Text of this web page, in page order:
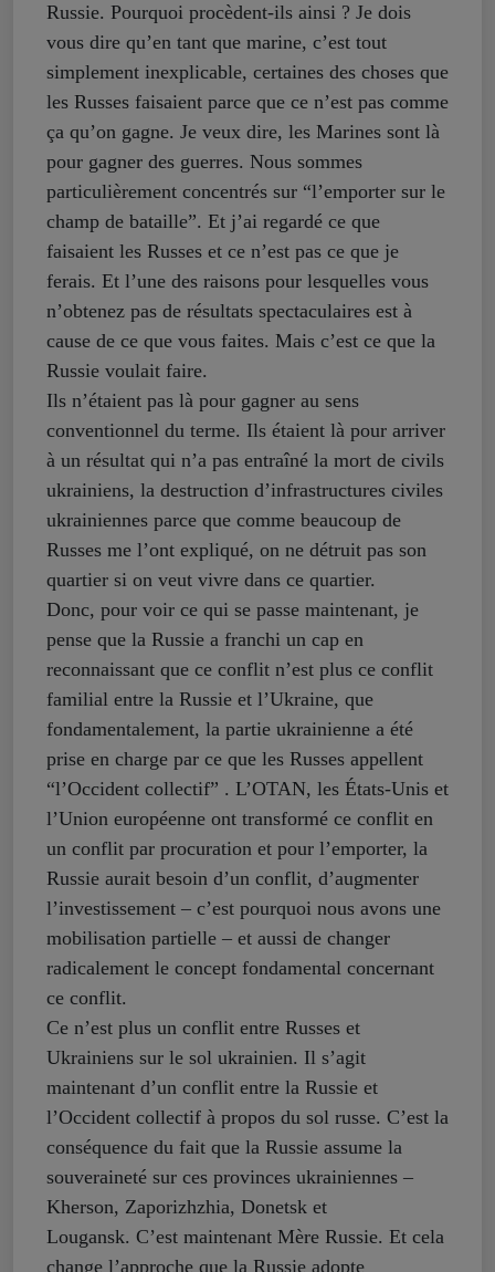
Russie. Pourquoi procèdent-ils ainsi ? Je dois
vous dire qu’en tant que marine, c’est tout
simplement inexplicable, certaines des choses que
les Russes faisaient parce que ce n’est pas comme
ça qu’on gagne. Je veux dire, les Marines sont là
pour gagner des guerres. Nous sommes
particulièrement concentrés sur “l’emporter sur le
champ de bataille”. Et j’ai regardé ce que
faisaient les Russes et ce n’est pas ce que je
ferais. Et l’une des raisons pour lesquelles vous
n’obtenez pas de résultats spectaculaires est à
cause de ce que vous faites. Mais c’est ce que la
Russie voulait faire.
Ils n’étaient pas là pour gagner au sens
conventionnel du terme. Ils étaient là pour arriver
à un résultat qui n’a pas entraîné la mort de civils
ukrainiens, la destruction d’infrastructures civiles
ukrainiennes parce que comme beaucoup de
Russes me l’ont expliqué, on ne détruit pas son
quartier si on veut vivre dans ce quartier.
Donc, pour voir ce qui se passe maintenant, je
pense que la Russie a franchi un cap en
reconnaissant que ce conflit n’est plus ce conflit
familial entre la Russie et l’Ukraine, que
fondamentalement, la partie ukrainienne a été
prise en charge par ce que les Russes appellent
“l’Occident collectif” . L’OTAN, les États-Unis et
l’Union européenne ont transformé ce conflit en
un conflit par procuration et pour l’emporter, la
Russie aurait besoin d’un conflit, d’augmenter
l’investissement – c’est pourquoi nous avons une
mobilisation partielle – et aussi de changer
radicalement le concept fondamental concernant
ce conflit.
Ce n’est plus un conflit entre Russes et
Ukrainiens sur le sol ukrainien. Il s’agit
maintenant d’un conflit entre la Russie et
l’Occident collectif à propos du sol russe. C’est la
conséquence du fait que la Russie assume la
souveraineté sur ces provinces ukrainiennes –
Kherson, Zaporizhzhia, Donetsk et
Lougansk. C’est maintenant Mère Russie. Et cela
change l’approche que la Russie adopte